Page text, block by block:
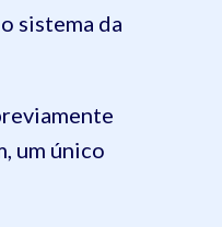
sistema da
um único